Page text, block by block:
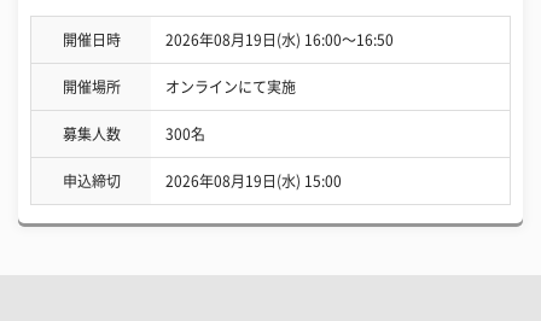
開催日時 2026年08月19日(水) 16:00〜16:50
開催場所 オンラインにて実施
募集人数 300名
申込締切 2026年08月19日(水) 15:00